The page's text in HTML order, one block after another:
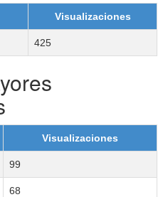
Visualizaciones
425
Visualizaciones
99
68